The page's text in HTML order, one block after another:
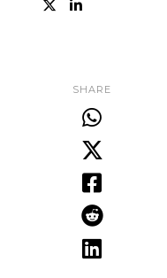
SHARE